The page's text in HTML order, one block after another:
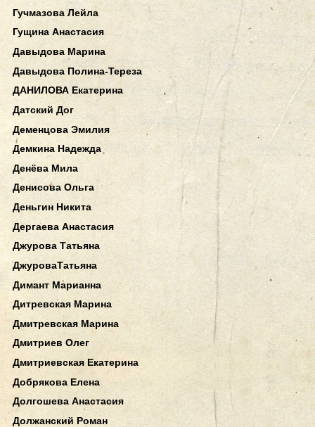
Гучмазова Лейла
Гущина Анастасия
Давыдова Марина
Давыдова Полина-Тереза
ДАНИЛОВА Екатерина
Датский Дог
Деменцова Эмилия
Демкина Надежда
Денёва Мила
Денисова Ольга
Деньгин Никита
Дергаева Анастасия
Джурова Татьяна
ДжуроваТатьяна
Димант Марианна
Дитревская Марина
Дмитревская Марина
Дмитриев Олег
Дмитриевская Екатерина
Добрякова Елена
Долгошева Анастасия
Должанский Роман